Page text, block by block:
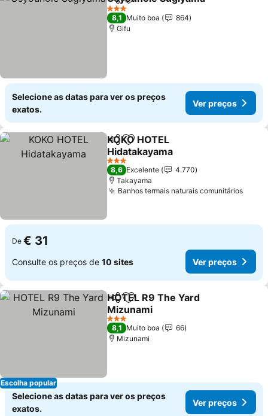
PartilharAdicionar aos favoritos
3 Estrelas
8,1 Muito boa
864
Gifu
Selecione as datas para ver os preços
exatos.
Ver preços
PartilharAdicionar aos favoritos
KOKO HOTEL
Hidatakayama
Ver preços
3 Estrelas
8,6 Excelente
4.770
Takayama
Banhos termais naturais comunitáriosVer
De € 31
Consulte os preços de 10 sites Ver preços
Escolha popular
PartilharAdicionar aos favoritos
HOTEL R9 The Yard
Mizunami
Ver preços
3 Estrelas
8,1 Muito boa
66
Mizunami
Selecione as datas para ver os preços
exatos.
Ver preços